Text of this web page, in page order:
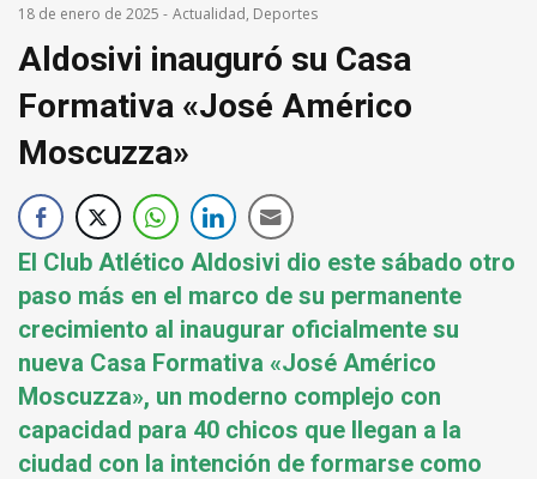
18 de enero de 2025 - Actualidad, Deportes
Aldosivi inauguró su Casa
Formativa «José Américo
Moscuzza»
El Club Atlético Aldosivi dio este sábado otro
paso más en el marco de su permanente
crecimiento al inaugurar oficialmente su
nueva Casa Formativa «José Américo
Moscuzza», un moderno complejo con
capacidad para 40 chicos que llegan a la
ciudad con la intención de formarse como